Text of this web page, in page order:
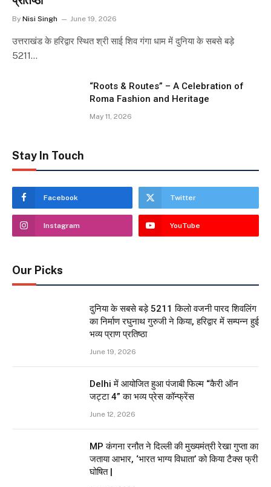
By Nisi Singh June 19, 2026
उत्तराखंड के हरिद्वार स्थित श्री साई शिव गंगा धाम में दुनिया के सबसे बड़े
5211…
“Roots & Routes” – A Celebration of
Roma Fashion and Heritage
May 11, 2026
Stay In Touch
Facebook Twitter
Instagram YouTube
Our Picks
दुनिया के सबसे बड़े 5211 किलो वजनी पारद शिवलिंग
का निर्माण रघुनाथ गुरुजी ने किया, हरिद्वार में सम्पन्न हुई
भव्य प्राण प्रतिष्ठा
June 19, 2026
Delhi में आयोजित हुआ पंजाबी फिल्म “कैरी ऑन
जट्टा 4” का भव्य प्रेस कॉन्फ्रेंस
June 12, 2026
MP कंगना रनौत ने दिल्ली की मुख्यमंत्री रेखा गुप्ता का
जताया आभार, ‘भारत भाग्य विधाता’ को किया टैक्स फ्री
घोषित |